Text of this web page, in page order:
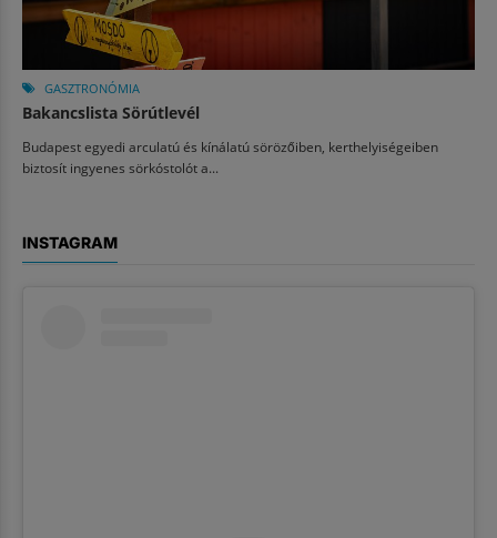
GASZTRONÓMIA
Bakancslista Sörútlevél
Budapest egyedi arculatú és kínálatú sörözőiben, kerthelyiségeiben
biztosít ingyenes sörkóstolót a...
INSTAGRAM